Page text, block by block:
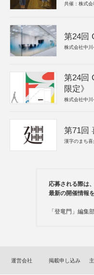
共催：株式
第24回
株式会社中
第24回
限定》
株式会社中
第71回
漢字のまち喜
応募される際は
最新の開催情報
「登竜門」編集
運営会社 掲載申し込み